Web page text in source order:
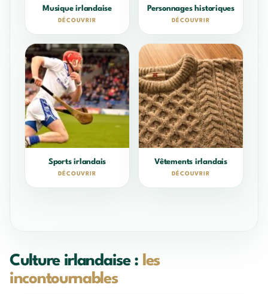
Musique irlandaise
DÉCOUVRIR
Personnages historiques
DÉCOUVRIR
Sports irlandais
DÉCOUVRIR
Vêtements irlandais
DÉCOUVRIR
Culture irlandaise : les
incontournables